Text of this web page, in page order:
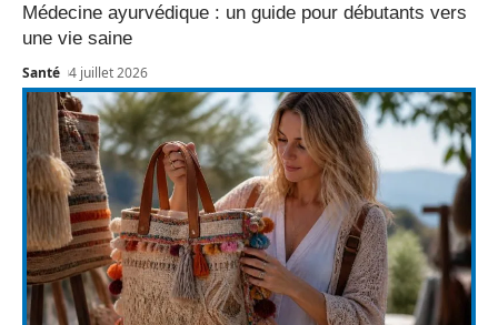
Médecine ayurvédique : un guide pour débutants vers
une vie saine
Santé 4 juillet 2026